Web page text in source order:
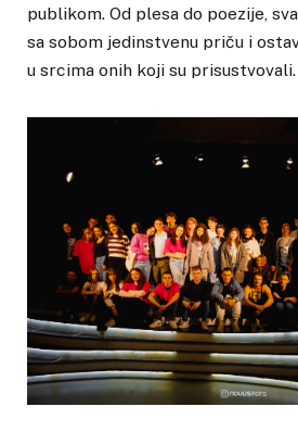
publikom. Od plesa do poezije,
sa sobom jedinstvenu priču i
u srcima onih koji su prisustvovali.